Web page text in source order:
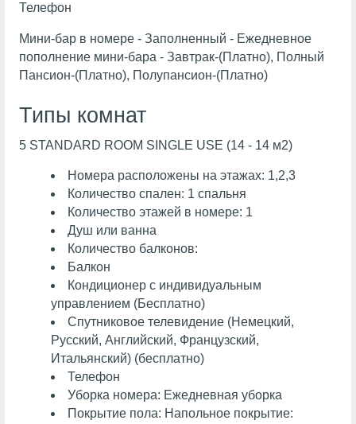
Телефон
Мини-бар в номере - Заполненный - Ежедневное
пополнение мини-бара - Завтрак-(Платно), Полный
Пансион-(Платно), Полупансион-(Платно)
Типы комнат
5 STANDARD ROOM SINGLE USE (14 - 14 м2)
Номера расположены на этажах: 1,2,3
Количество спален: 1 спальня
Количество этажей в номере: 1
Душ или ванна
Количество балконов:
Балкон
Кондиционер с индивидуальным
управлением (Бесплатно)
Спутниковое телевидение (Немецкий,
Русский, Английский, Французский,
Итальянский) (бесплатно)
Телефон
Уборка номера: Ежедневная уборка
Покрытие пола: Напольное покрытие: